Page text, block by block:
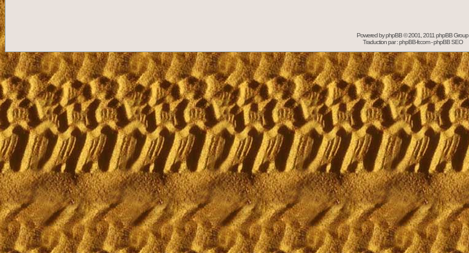
Powered byphpBB© 2001, 2011 phpBB Group
Traduction par :phpBB-fr.com-phpBB SEO